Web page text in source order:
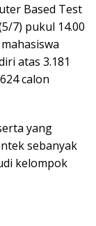
Based Test
7) pukul 14.00
atas 3.181
calon
yang
sebanyak
kelompok